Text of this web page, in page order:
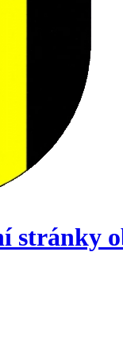
stránky